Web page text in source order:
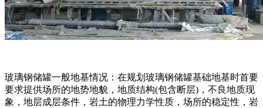
玻璃钢储罐一般地基情况：在规划玻璃钢储罐基础地基时首要
要求提供场所的地势地貌，地质结构(包含断层)，不良地质现
象，地层成层条件，岩土的物理力学性质，场所的稳定性，岩